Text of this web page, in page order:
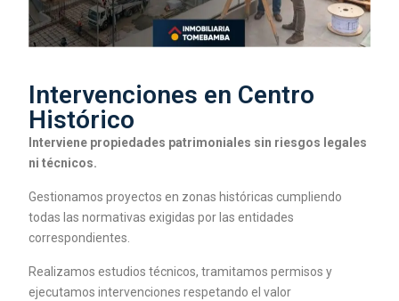
Intervenciones en Centro
Histórico
Interviene propiedades patrimoniales sin riesgos legales
ni técnicos.
Gestionamos proyectos en zonas históricas cumpliendo
todas las normativas exigidas por las entidades
correspondientes.
Realizamos estudios técnicos, tramitamos permisos y
ejecutamos intervenciones respetando el valor